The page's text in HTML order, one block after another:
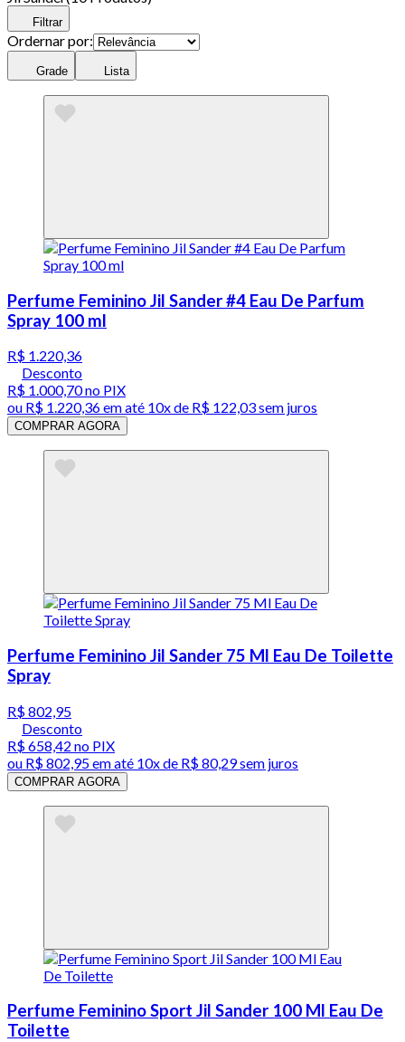
Filtrar
Ordernar por:
Grade Lista
Perfume Feminino Jil Sander #4 Eau De Parfum
Spray 100 ml
R$ 1.220,36
Desconto
R$ 1.000,70no PIX
ou R$ 1.220,36em até 10x de R$ 122,03 sem juros
COMPRAR AGORA
Perfume Feminino Jil Sander 75 Ml Eau De Toilette
Spray
R$ 802,95
Desconto
R$ 658,42 no PIX
ou R$ 802,95em até 10x de R$ 80,29 sem juros
COMPRAR AGORA
Perfume Feminino Sport Jil Sander 100 Ml Eau De
Toilette